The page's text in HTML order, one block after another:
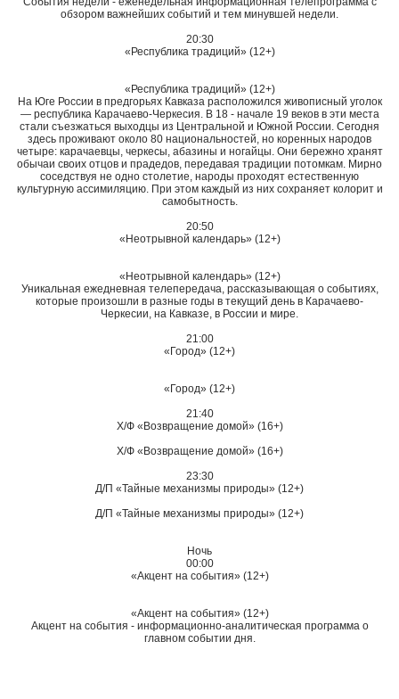
обзором важнейших событий и тем минувшей недели.
20:30
«Республика традиций» (12+)
«Республика традиций» (12+)
На Юге России в предгорьях Кавказа расположился живописный уголок
— республика Карачаево-Черкесия. В 18 - начале 19 веков в эти места
стали съезжаться выходцы из Центральной и Южной России. Сегодня
здесь проживают около 80 национальностей, но коренных народов
четыре: карачаевцы, черкесы, абазины и ногайцы. Они бережно хранят
обычаи своих отцов и прадедов, передавая традиции потомкам. Мирно
соседствуя не одно столетие, народы проходят естественную
культурную ассимиляцию. При этом каждый из них сохраняет колорит и
самобытность.
20:50
«Неотрывной календарь» (12+)
«Неотрывной календарь» (12+)
Уникальная ежедневная телепередача, рассказывающая о событиях,
которые произошли в разные годы в текущий день в Карачаево-
Черкесии, на Кавказе, в России и мире.
21:00
«Город» (12+)
«Город» (12+)
21:40
Х/Ф «Возвращение домой» (16+)
Х/Ф «Возвращение домой» (16+)
23:30
Д/П «Тайные механизмы природы» (12+)
Д/П «Тайные механизмы природы» (12+)
Ночь
00:00
«Акцент на события» (12+)
«Акцент на события» (12+)
Акцент на события - информационно-аналитическая программа о
главном событии дня.